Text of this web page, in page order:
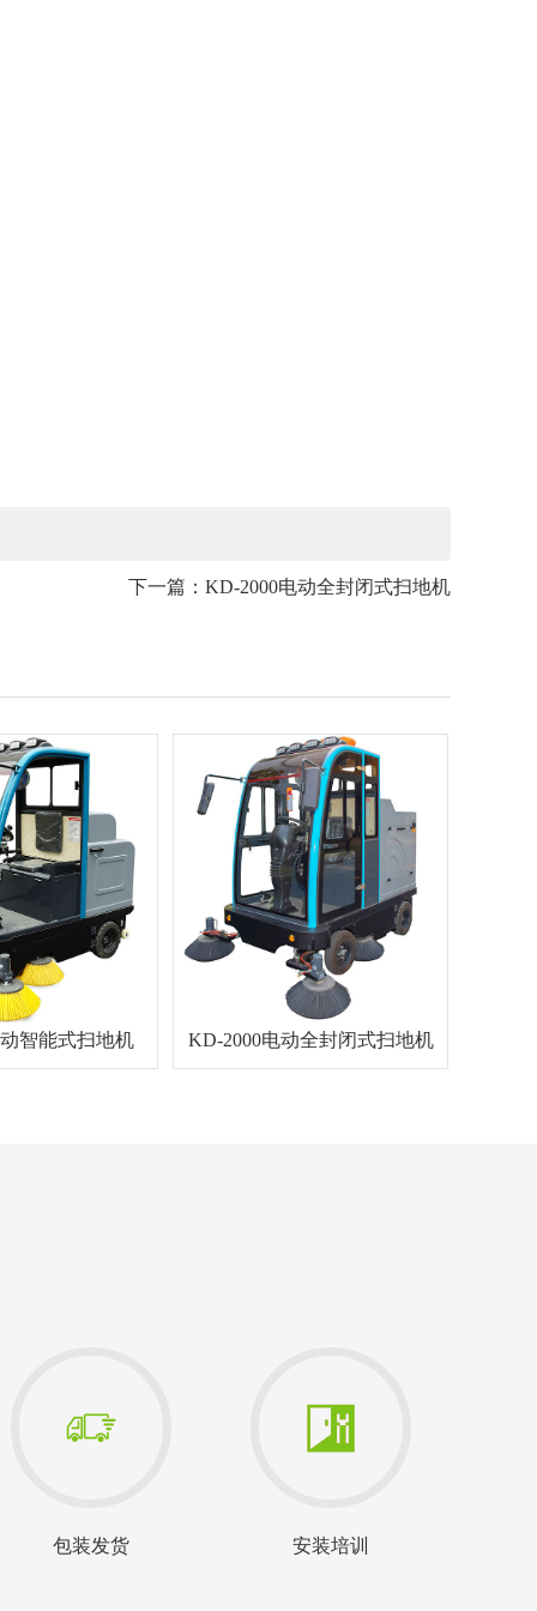
下一篇： KD-2000电动全封闭式扫地机
智能式扫地机 KD-2000电动全封闭式扫地机
包装发货 安装培训